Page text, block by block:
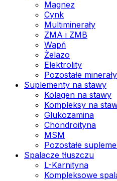
Magnez
Cynk
Multiminerały
ZMA i ZMB
Wapń
Żelazo
Elektrolity
Pozostałe minerały
Suplementy na stawy
Kolagen na stawy
Kompleksy na
Glukozamina
Chondroityna
MSM
Pozostałe
Spalacze tłuszczu
L-Karnityna
Kompleksowe